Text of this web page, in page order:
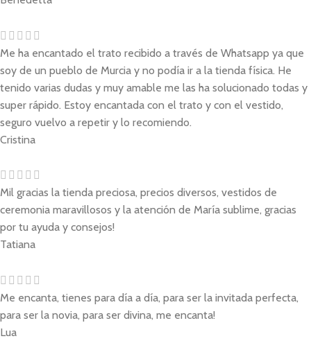
Me ha encantado el trato recibido a través de Whatsapp ya que
soy de un pueblo de Murcia y no podía ir a la tienda física. He
tenido varias dudas y muy amable me las ha solucionado todas y
super rápido. Estoy encantada con el trato y con el vestido,
seguro vuelvo a repetir y lo recomiendo.
Cristina
Mil gracias la tienda preciosa, precios diversos, vestidos de
ceremonia maravillosos y la atención de María sublime, gracias
por tu ayuda y consejos!
Tatiana
Me encanta, tienes para día a día, para ser la invitada perfecta,
para ser la novia, para ser divina, me encanta!
Lua